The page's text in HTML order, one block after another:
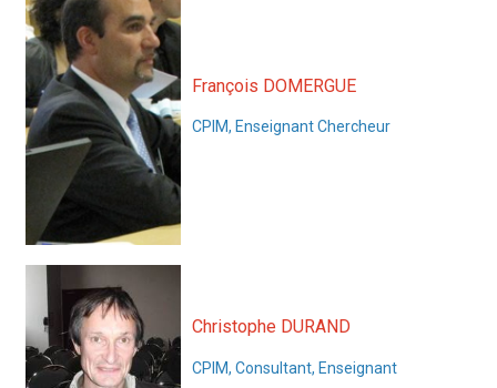
François DOMERGUE
CPIM, Enseignant Chercheur
Christophe DURAND
CPIM, Consultant, Enseignant